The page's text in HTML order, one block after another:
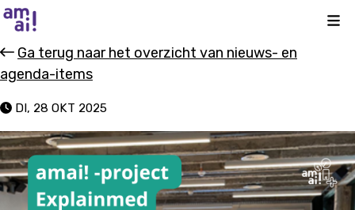
Ga terug naar het overzicht van nieuws- en
agenda-items
DI, 28 OKT 2025